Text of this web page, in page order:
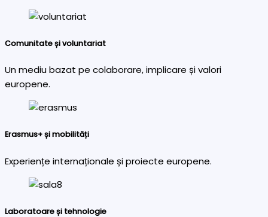
Comunitate și voluntariat
Un mediu bazat pe colaborare, implicare și valori
europene.
Erasmus+ și mobilități
Experiențe internaționale și proiecte europene.
Laboratoare și tehnologie